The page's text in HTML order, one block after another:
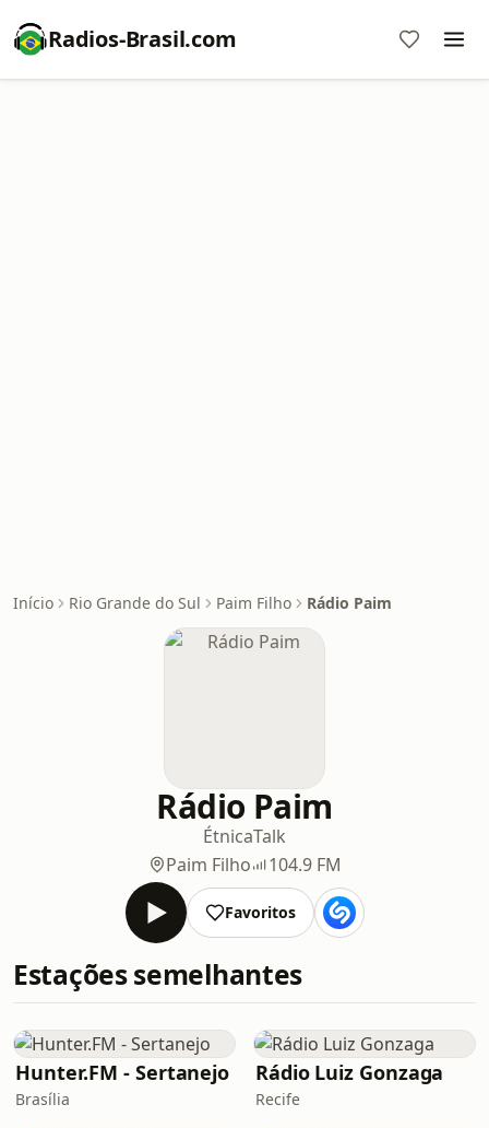
Radios-Brasil.com
Início Rio Grande do Sul Paim Filho Rádio Paim
Rádio Paim
ÉtnicaTalk
Paim Filho
104.9 FM
Favoritos
Estações semelhantes
Hunter.FM - Sertanejo
Brasília
Rádio Luiz Gonzaga
Recife